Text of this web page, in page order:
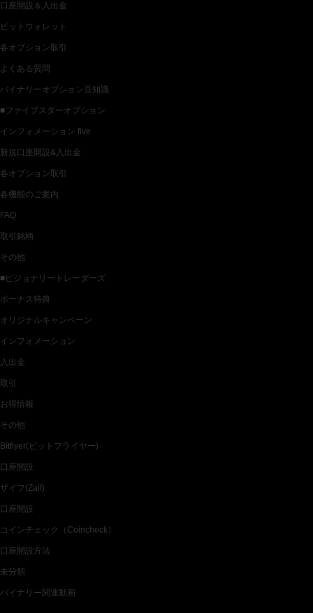
口座開設＆入出金
ビットウォレット
各オプション取引
よくある質問
バイナリーオプション豆知識
■ファイブスターオプション
インフォメーション five
新規口座開設&入出金
各オプション取引
各機能のご案内
FAQ
取引銘柄
その他
■ビジョナリートレーダーズ
ボーナス特典
オリジナルキャンペーン
インフォメーション
入出金
取引
お得情報
その他
Bitflyer(ビットフライヤー)
口座開設
ザイフ(Zaif)
口座開設
コインチェック（Coincheck）
口座開設方法
未分類
バイナリー関連動画